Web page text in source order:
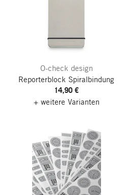
O-check design
Reporterblock Spiralbindung
14,90 €
+ weitere Varianten